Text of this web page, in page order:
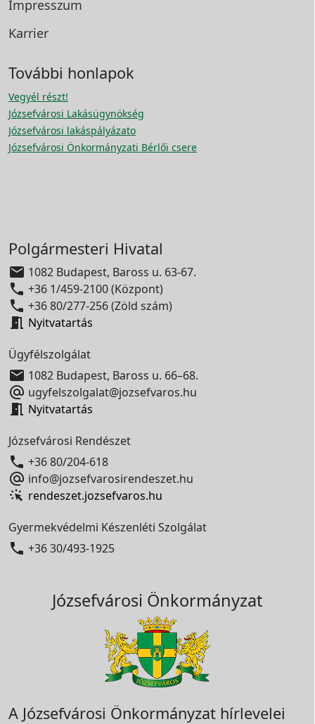
Impresszum
Karrier
További honlapok
Vegyél részt!
Józsefvárosi Lakásügynökség
Józsefvárosi lakáspályázato
Józsefvárosi Önkormányzati Bérlői csere
Polgármesteri Hivatal
 1082 Budapest, Baross u. 63-67.
 +36 1/459-2100 (Központ)
 +36 80/277-256 (Zöld szám)
 Nyitvatartás
Ügyfélszolgálat
 1082 Budapest, Baross u. 66–68.
 ugyfelszolgalat@jozsefvaros.hu
 Nyitvatartás
Józsefvárosi Rendészet
 +36 80/204-618
 info@jozsefvarosirendeszet.hu
rendeszet.jozsefvaros.hu
Gyermekvédelmi Készenléti Szolgálat
 +36 30/493-1925
Józsefvárosi Önkormányzat
A Józsefvárosi Önkormányzat hírlevelei